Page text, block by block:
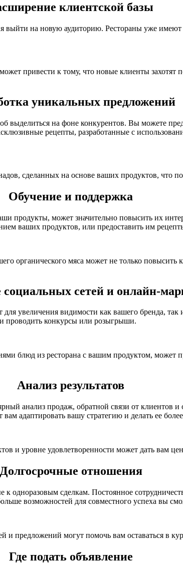
клиентской базы
выйти на новую аудиторию. Рестораны уже
привести к тому, что новые клиенты захотят
уникальных предложений
на фоне конкурентов. Вы можете
рецепты, разработанные с
сделанных на основе ваших продуктов, что
Обучение и поддержка
продукты, может значительно повысить их
ваших продуктов, или предоставить им
органического мяса может не только повысить
социальных сетей и онлайн-
увеличения видимости как вашего бренда, так
проводить конкурсы или розыгрыши.
блюд из ресторана с вашим продуктом,
Анализ результатов
анализ продаж, обратной связи от клиентов
адаптировать вашу стратегию и делать ее
и уровне удовлетворенности может дать вам
Долгосрочные отношения
сделкам. Постоянное
возможностей для совместного успеха вы
предложений могут помочь вам оставаться в
Где подать объявление